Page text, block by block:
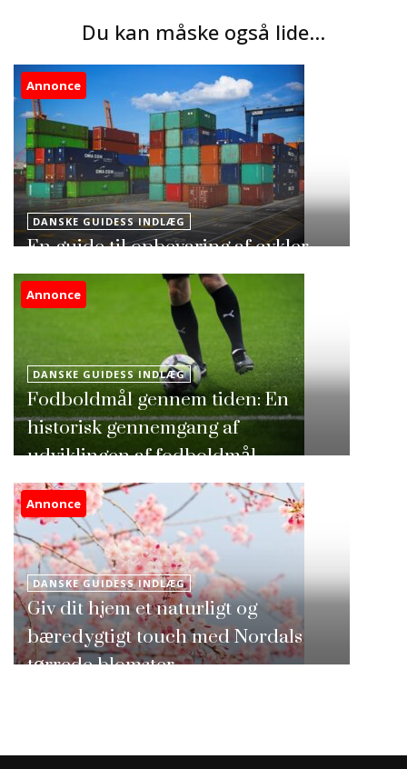
Du kan måske også lide...
Annonce
DANSKE GUIDESS INDLÆG
En guide til opbevaring af cykler
Annonce
DANSKE GUIDESS INDLÆG
Fodboldmål gennem tiden: En
historisk gennemgang af
udviklingen af fodboldmål
Annonce
DANSKE GUIDESS INDLÆG
Giv dit hjem et naturligt og
bæredygtigt touch med Nordals
tørrede blomster